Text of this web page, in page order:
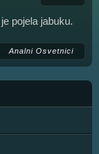
pojela jabuku.
Analni Osvetnici